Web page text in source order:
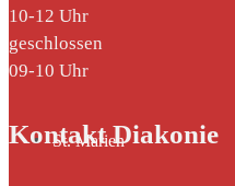
St. Marien
10-12 Uhr
geschlossen
09-10 Uhr
Kontakt Diakonie